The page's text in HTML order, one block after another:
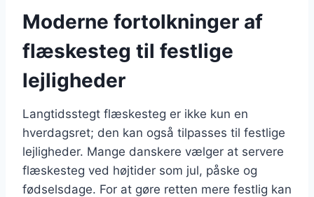
Moderne fortolkninger af
flæskesteg til festlige
lejligheder
Langtidsstegt flæskesteg er ikke kun en
hverdagsret; den kan også tilpasses til festlige
lejligheder. Mange danskere vælger at servere
flæskesteg ved højtider som jul, påske og
fødselsdage. For at gøre retten mere festlig kan